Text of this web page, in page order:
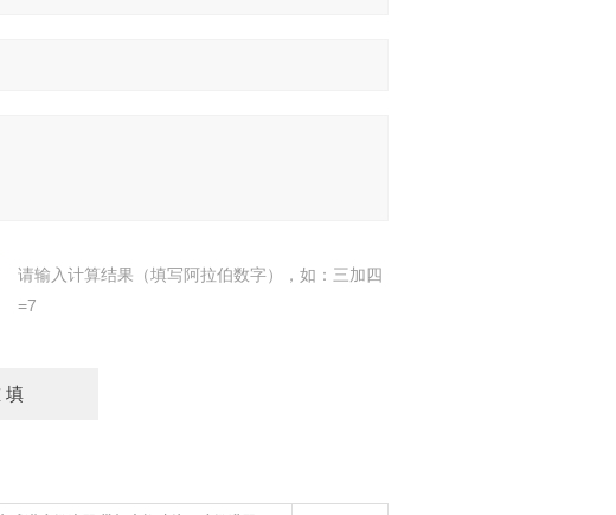
请输入计算结果（填写阿拉伯数字），如：三加四
=7